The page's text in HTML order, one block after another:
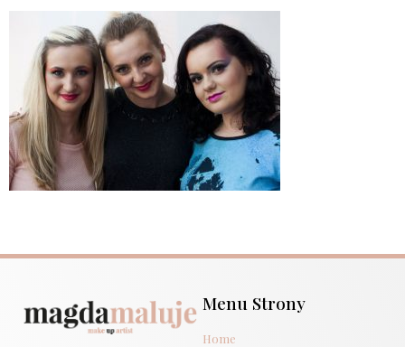
Menu Strony
Home